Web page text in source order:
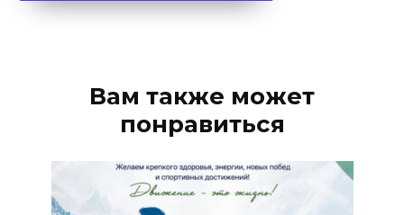
Вам также может
понравиться